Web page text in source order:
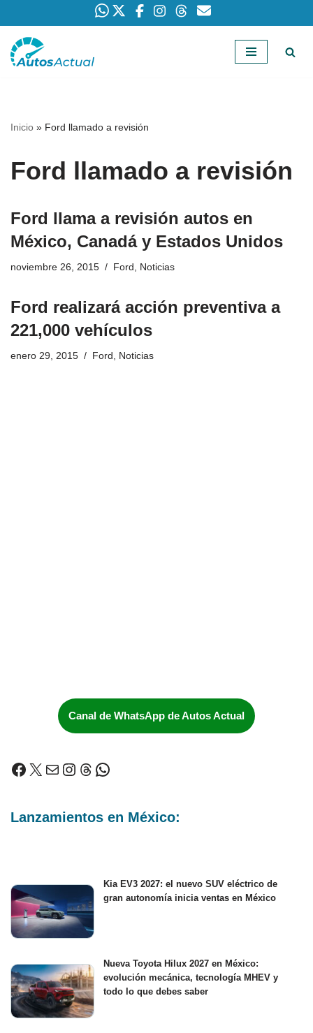
Saltar
Inicio » Ford llamado a revisión
Ford llamado a revisión
Ford llama a revisión autos en
México, Canadá y Estados Unidos
noviembre 26, 2015 Ford , Noticias
Ford realizará acción preventiva a
221,000 vehículos
enero 29, 2015 Ford , Noticias
Canal de WhatsApp de Autos Actual
Lanzamientos en México:
Kia EV3 2027: el nuevo SUV eléctrico de
gran autonomía inicia ventas en México
Nueva Toyota Hilux 2027 en México:
evolución mecánica, tecnología MHEV y
todo lo que debes saber